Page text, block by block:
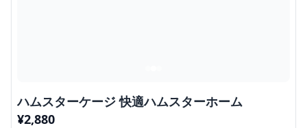
ハムスターケージ 快適ハムスターホーム
¥2,880